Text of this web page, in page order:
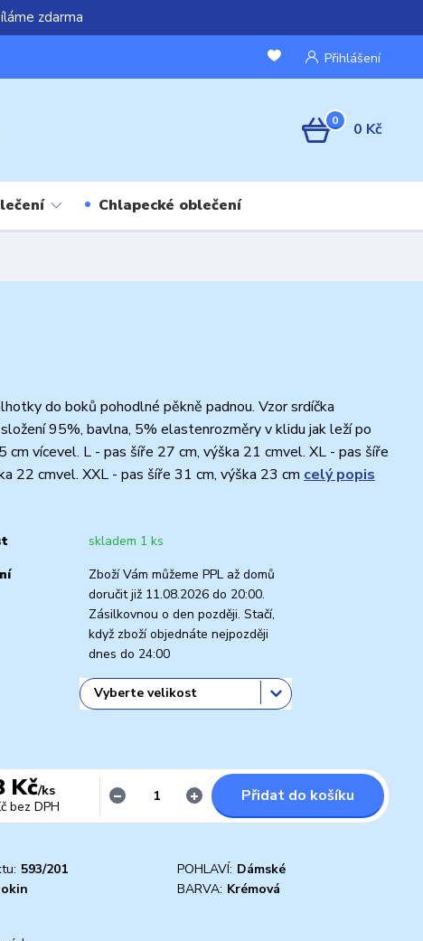
zdarma
Přihlášení
0 0 Kč
Chlapecké oblečení
do boků pohodlné pěkně padnou. Vzor srdíčka
95%, bavlna, 5% elastenrozměry v klidu jak leží po
cm vícevel. L - pas šíře 27 cm, výška 21 cmvel. XL - pas šíře
22 cmvel. XXL - pas šíře 31 cm, výška 23 cm celý popis
skladem 1 ks
Zboží Vám můžeme PPL až domů
doručit již 11.08.2026 do 20:00.
Zásilkovnou o den později. Stačí,
když zboží objednáte nejpozději
dnes do 24:00
Kč/ks
bez DPH
Přidat do košíku
593/201 POHLAVÍ: Dámské
BARVA: Krémová